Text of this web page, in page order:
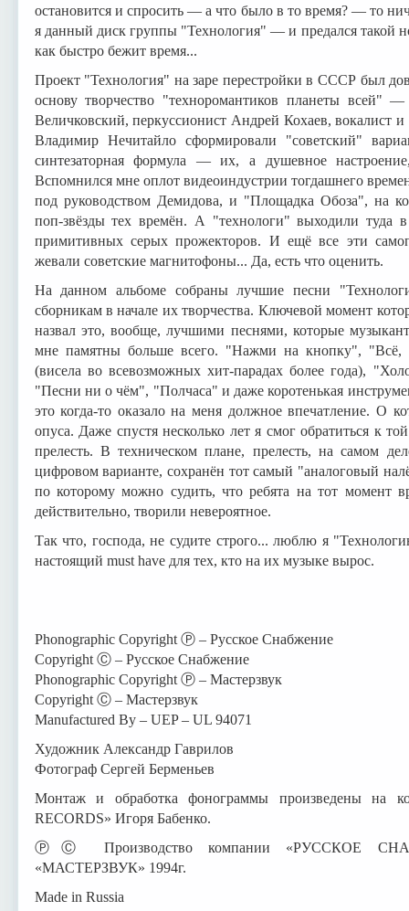
остановится и спросить — а что было в то время? — то
я данный диск группы "Технология" — и предался такой
как быстро бежит время...
Проект "Технология" на заре перестройки в СССР был
основу творчество "техноромантиков планеты всей"
Величковский, перкуссионист Андрей Кохаев, вокалист
Владимир Нечитайло сформировали "советский"
синтезаторная формула — их, а душевное
Вспомнился мне оплот видеоиндустрии тогдашнего
под руководством Демидова, и "Площадка Обоза", на
поп-звёзды тех времён. А "технологи" выходили туда
примитивных серых прожекторов. И ещё все эти
жевали советские магнитофоны... Да, есть что оценить.
На данном альбоме собраны лучшие песни
сборникам в начале их творчества. Ключевой момент
назвал это, вообще, лучшими песнями, которые
мне памятны больше всего. "Нажми на кнопку",
(висела во всевозможных хит-парадах более года),
"Песни ни о чём", "Полчаса" и даже коротенькая
это когда-то оказало на меня должное впечатление. О
опуса. Даже спустя несколько лет я смог обратиться к
прелесть. В техническом плане, прелесть, на самом
цифровом варианте, сохранён тот самый "аналоговый
по которому можно судить, что ребята на тот момент
действительно, творили невероятное.
Так что, господа, не судите строго... люблю я
настоящий must have для тех, кто на их музыке вырос.
Phonographic Copyright Ⓟ – Русское Снабжение
Copyright Ⓒ – Русское Снабжение
Phonographic Copyright Ⓟ – Мастерзвук
Copyright Ⓒ – Мастерзвук
Manufactured By – UEP – UL 94071
Художник Александр Гаврилов
Фотограф Сергей Берменьев
Монтаж и обработка фонограммы произведены на
RECORDS» Игоря Бабенко.
ⓅⒸ Производство компании «РУССКОЕ
«МАСТЕРЗВУК» 1994г.
Made in Russia